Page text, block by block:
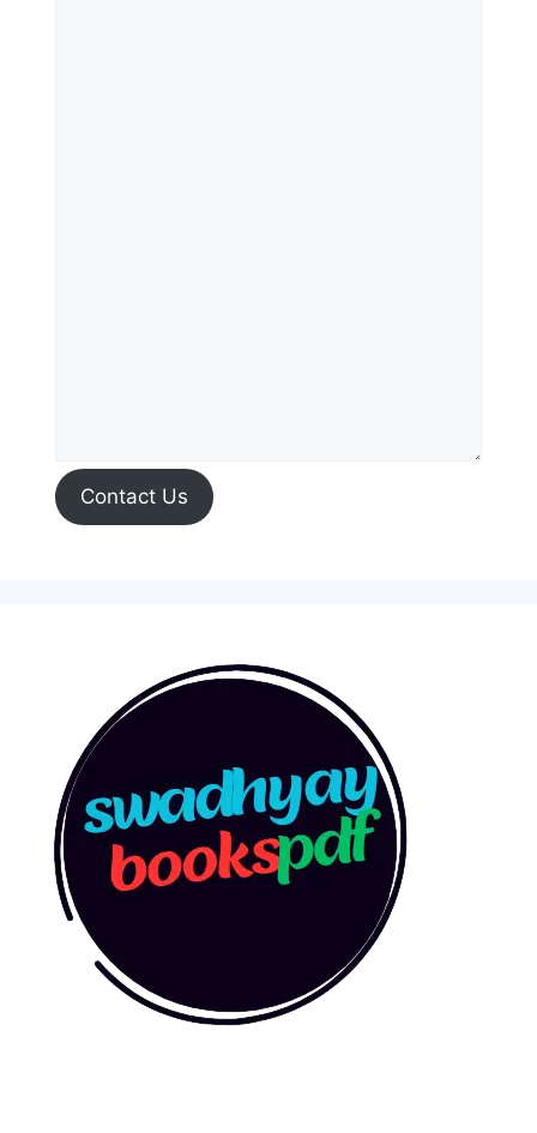
Contact Us